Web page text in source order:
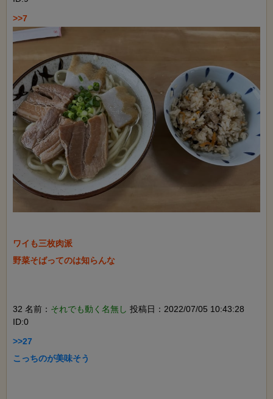
ワイも三枚肉派
野菜そばってのは知らんな
32 名前： それでも動く名無し 投稿日：2022/07/05 10:43:28
ID:0
>>27
こっちのが美味そう